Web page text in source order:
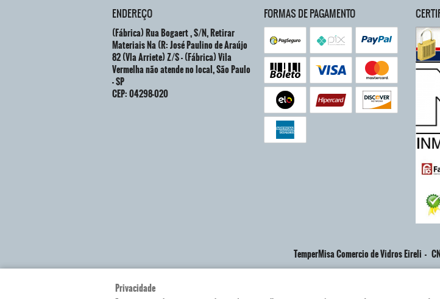
ENDEREÇO
(Fábrica) Rua Bogaert , S/N, Retirar
Materiais Na (R: José Paulino de Araújo
82 (Vla Arriete) Z/S-(Fábrica) Vila
Vermelha não atende no local, São Paulo
-SP
CEP: 04298-020
FORMAS DE PAGAMENTO
TemperMisa Comercio de Vidros Eireli
Privacidade